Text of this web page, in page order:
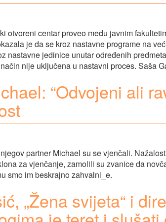
otvoreni centar proveo među javnim
je da se kroz nastavne programe na
nastavne jedinice unutar određenih
nije uključena u nastavni proces. Saša
“Odvojeni ali
partner Michael su se vjenčali.
za vjenčanje, zamolili su zvanice da
smo im beskrajno zahvalni_e.
„Žena svijeta“ i